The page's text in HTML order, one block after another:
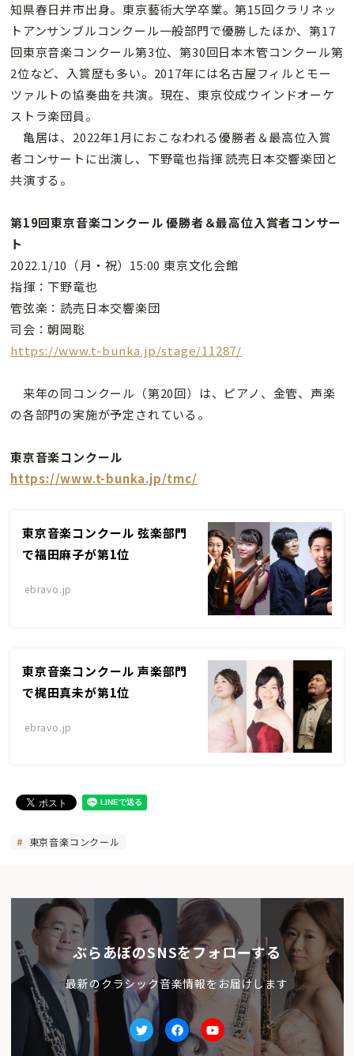
知県春日井市出身。東京藝術大学卒業。第15回クラリネッ
トアンサンブルコンクール一般部門で優勝したほか、第17
回東京音楽コンクール第3位、第30回日本木管コンクール第
2位など、入賞歴も多い。2017年には名古屋フィルとモー
ツァルトの協奏曲を共演。現在、東京佼成ウインドオーケ
ストラ楽団員。
亀居は、2022年1月におこなわれる優勝者＆最高位入賞
者コンサートに出演し、下野竜也指揮 読売日本交響楽団と
共演する。
第19回東京音楽コンクール 優勝者＆最高位入賞者コンサー
ト
2022.1/10（月・祝）15:00 東京文化会館
指揮：下野竜也
管弦楽：読売日本交響楽団
司会：朝岡聡
https://www.t-bunka.jp/stage/11287/
来年の同コンクール（第20回）は、ピアノ、金管、声楽
の各部門の実施が予定されている。
東京音楽コンクール
https://www.t-bunka.jp/tmc/
東京音楽コンクール 弦楽部門
で福田麻子が第1位
ebravo.jp
東京音楽コンクール 声楽部門
で梶田真未が第1位
ebravo.jp
東京音楽コンクール
ぶらあぼのSNSをフォローする
最新のクラシック音楽情報をお届けします
TwitterfacebookYoutube